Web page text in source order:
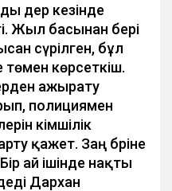
дер кезінде
Жыл басынан бері
сүрілген, бұл
төмен көрсеткіш.
ажырату
полициямен
әкімшілік
қажет. Заң бәріне
ай ішінде нақты
Дархан